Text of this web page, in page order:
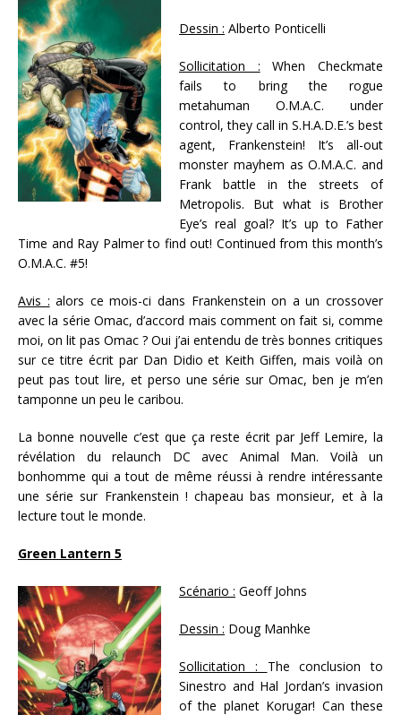
Dessin : Alberto Ponticelli
Sollicitation : When Checkmate
fails to bring the rogue
metahuman O.M.A.C. under
control, they call in S.H.A.D.E.’s best
agent, Frankenstein! It’s all-out
monster mayhem as O.M.A.C. and
Frank battle in the streets of
Metropolis. But what is Brother
Eye’s real goal? It’s up to Father
Time and Ray Palmer to find out! Continued from this month’s
O.M.A.C. #5!
Avis : alors ce mois-ci dans Frankenstein on a un crossover
avec la série Omac, d’accord mais comment on fait si, comme
moi, on lit pas Omac ? Oui j’ai entendu de très bonnes critiques
sur ce titre écrit par Dan Didio et Keith Giffen, mais voilà on
peut pas tout lire, et perso une série sur Omac, ben je m’en
tamponne un peu le caribou.
La bonne nouvelle c’est que ça reste écrit par Jeff Lemire, la
révélation du relaunch DC avec Animal Man. Voilà un
bonhomme qui a tout de même réussi à rendre intéressante
une série sur Frankenstein ! chapeau bas monsieur, et à la
lecture tout le monde.
Green Lantern 5
Scénario : Geoff Johns
Dessin : Doug Manhke
Sollicitation : The conclusion to
Sinestro and Hal Jordan’s invasion
of the planet Korugar! Can these